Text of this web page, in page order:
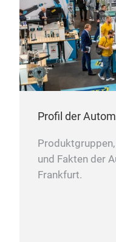
Profil der
und Fakten der
Frankfurt.